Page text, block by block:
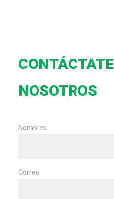
CONTÁCTATE
NOSOTROS
Nombres
Correo